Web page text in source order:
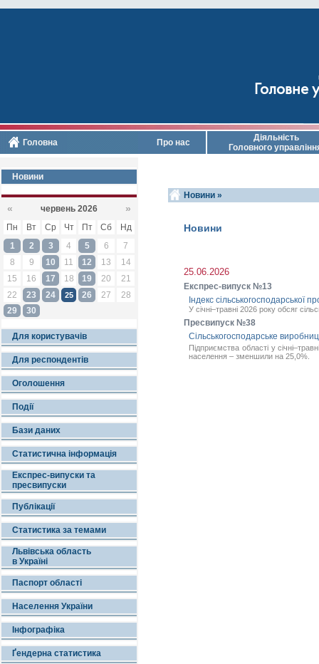
Головне
Головна Про нас
Діяльність
Головного
Новини
« червень 2026 »
Пн Вт Ср Чт Пт Сб
Нд
1
2 3 4 5 6
7
8
9 10 11 12 13
14
15
16 17 18 19 20
21
22
23 24 25 26 27
28
29
30
Для користувачів
Для респондентів
Оголошення
Події
Бази даних
Статистична інформація
Експрес-випуски та
пресвипуски
Публікації
Статистика за темами
Львівська область
в Україні
Паспорт області
Населення України
Інфографіка
Ґендерна статистика
Новини »
Новини
25.06.2026
Експрес-випуск №13
Індекс сільськогосподарської
У січні–травні 2026 року обсяг
Пресвипуск №38
Сільськогосподарське
Підприємства області у
населення – зменшили на 25,0%.